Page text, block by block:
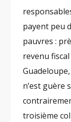
payent peu
pauvres :
revenu
n’est guère
troisième